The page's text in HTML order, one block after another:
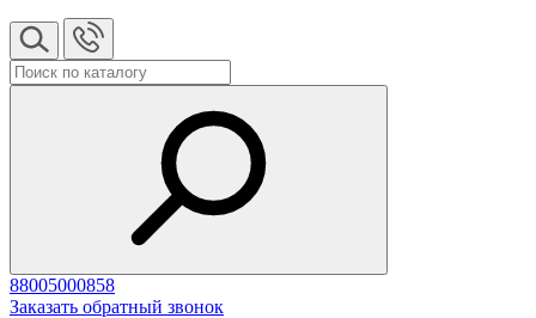
88005000858
Заказать обратный звонок